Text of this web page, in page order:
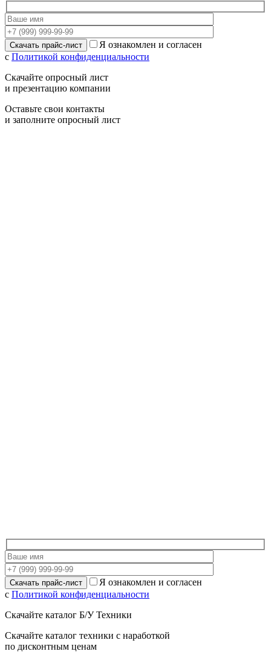
Я ознакомлен и согласен
с Политикой конфиденциальности
Скачайте опросный лист
и презентацию компании
Оставьте свои контакты
и заполните опросный лист
Я ознакомлен и согласен
с Политикой конфиденциальности
Скачайте каталог Б/У Техники
Скачайте каталог техники с наработкой
по дисконтным ценам